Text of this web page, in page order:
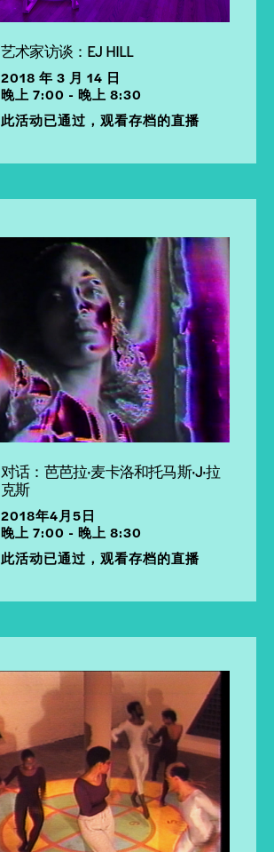
艺术家访谈：EJ HILL
2018 年 3 月 14 日
晚上 7:00 - 晚上 8:30
此活动已通过，观看存档的直播
对话：芭芭拉·麦卡洛和托马斯·J·拉
克斯
2018年4月5日
晚上 7:00 - 晚上 8:30
此活动已通过，观看存档的直播